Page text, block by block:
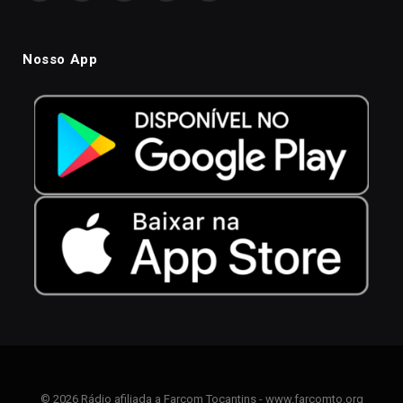
Nosso App
© 2026 Rádio afiliada a Farcom Tocantins - www.farcomto.org